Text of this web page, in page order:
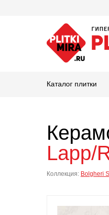
Каталог плитки
Lapp/
Коллекция: Bolgheri